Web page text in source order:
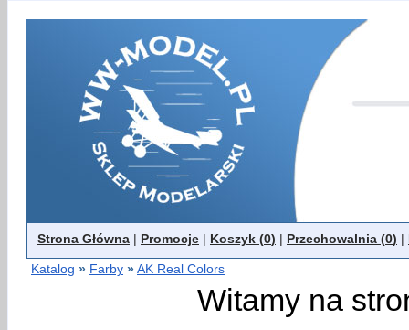
Strona Główna | Promocje | Koszyk (0) | Przechowalnia (0) |
Katalog » Farby »AK Real Colors
Witamy na